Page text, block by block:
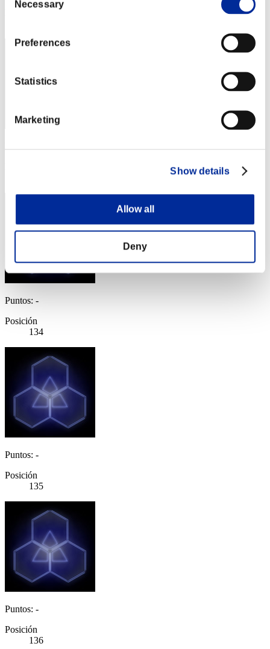
Selection
Necessary
Preferences
Statistics
Marketing
Show details
Allow all
Deny
Puntos: -
Posición
134
Puntos: -
Posición
135
Puntos: -
Posición
136